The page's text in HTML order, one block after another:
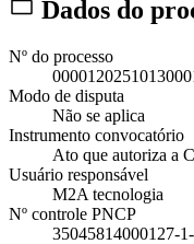
Dados do
Nº do processo
Modo de disputa
Não se aplica
Instrumento convocatório
Ato que autoriza a
Usuário responsável
M2A tecnologia
Nº controle PNCP
35045814000127-